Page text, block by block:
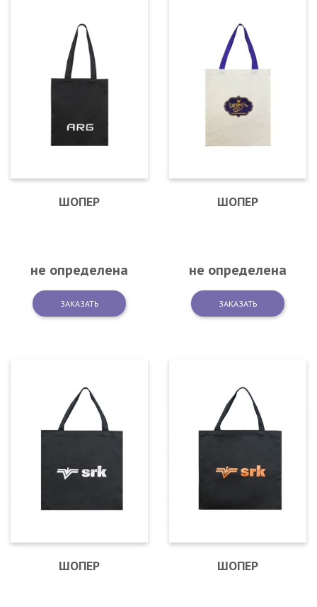
ШОПЕР
не определена
ШОПЕР
не определена
ШОПЕР ШОПЕР